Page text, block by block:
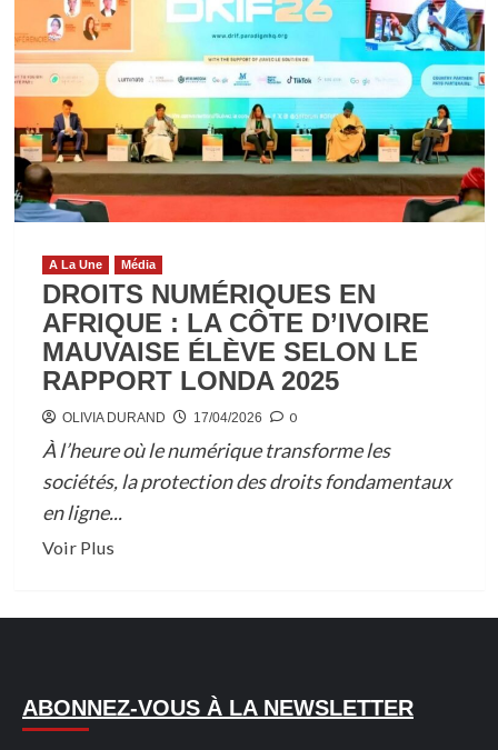
A La Une Média
DROITS NUMÉRIQUES EN
AFRIQUE : LA CÔTE D’IVOIRE
MAUVAISE ÉLÈVE SELON LE
RAPPORT LONDA 2025
OLIVIA DURAND 17/04/2026 0
À l’heure où le numérique transforme les
sociétés, la protection des droits fondamentaux
en ligne...
Voir PlusEn
EN
ABONNEZ-VOUS À LA NEWSLETTER